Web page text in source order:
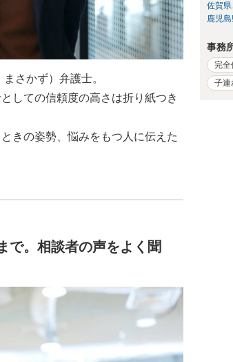
さかず）弁護士。
しての信頼度の高さは折り紙つき
きの姿勢、悩みをもつ人に伝えた
で。相談者の声をよく聞
佐賀県
鹿児
事務
完全
子連